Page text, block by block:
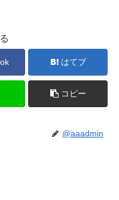
はてブ
コピー
@aaadmin